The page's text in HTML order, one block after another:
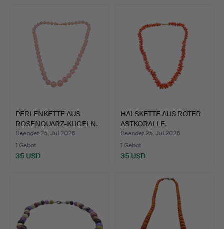
PERLENKETTE AUS
ROSENQUARZ-KUGELN.
Beendet 25. Jul 2026
1 Gebot
35 USD
HALSKETTE AUS ROTER
ASTKORALLE.
Beendet 25. Jul 2026
1 Gebot
35 USD